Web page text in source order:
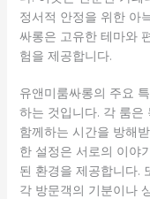
정서적 안정을 위한 아
싸롱은 고유한 테마와
험을 제공합니다.
유앤미룸싸롱의 주요
하는 것입니다. 각 룸은
함께하는 시간을 방해
한 설정은 서로의 이야
된 환경을 제공합니다.
각 방문객의 기분이나